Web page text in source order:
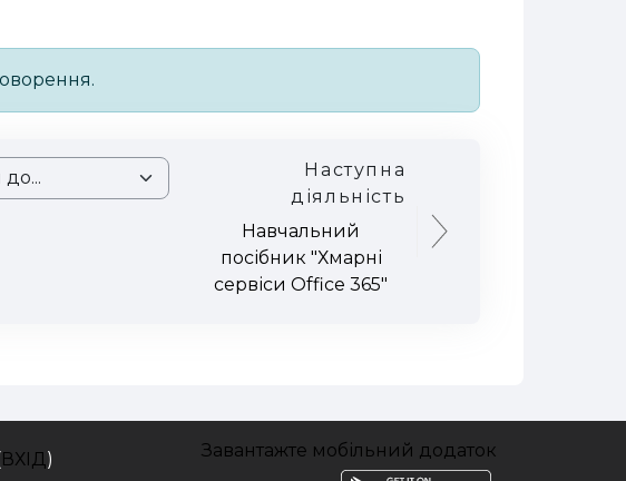
Наступна
діяльність
Навчальний
посібник "Хмарні
сервіси Office 365"
ВХІД) Завантажте мобільний додаток